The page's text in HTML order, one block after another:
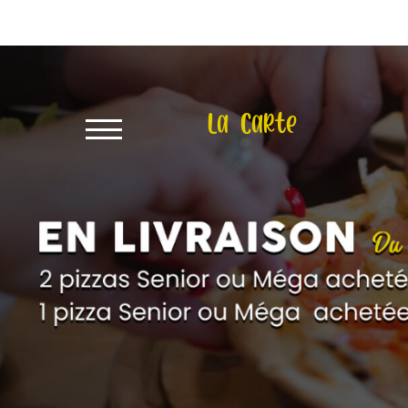
La Carte
X
Emporter
Allergènes
Charte
Qualité
C.G.V
Contact
Mobile